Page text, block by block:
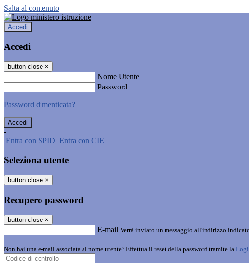
Salta al contenuto
Accedi
Accedi
button close ×
Nome Utente
Password
Password dimenticata?
-
Entra con SPID Entra con CIE
Seleziona utente
button close ×
Recupero password
button close ×
E-mail Verrà inviato un messaggio all'indirizzo
Non hai una e-mail associata al nome utente? Effettua il reset della password tramite la